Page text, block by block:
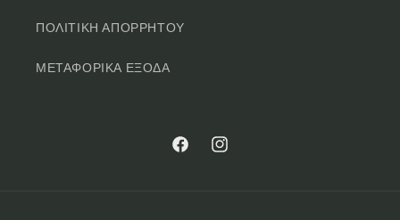
ΠΟΛΙΤΙΚΗ ΑΠΟΡΡΗΤΟΥ
ΜΕΤΑΦΟΡΙΚΑ ΕΞΟΔΑ
FacebookInstagram